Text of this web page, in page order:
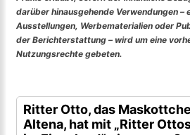
darüber hinausgehende Verwendungen –
Ausstellungen, Werbematerialien oder
der Berichterstattung – wird um eine
Nutzungsrechte gebeten.
Ritter Otto, das
Altena, hat mit „Ritter